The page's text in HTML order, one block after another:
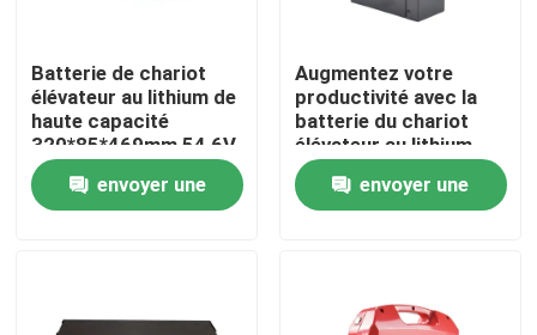
Maison
Au sujet de nous
Batterie de chariot
élévateur au lithium de
haute capacité
320*85*469mm 54,6V
Longue durée de vie
envoyer une
Augmentez votre
productivité avec la
batterie du chariot
élévateur au lithium
envoyer une